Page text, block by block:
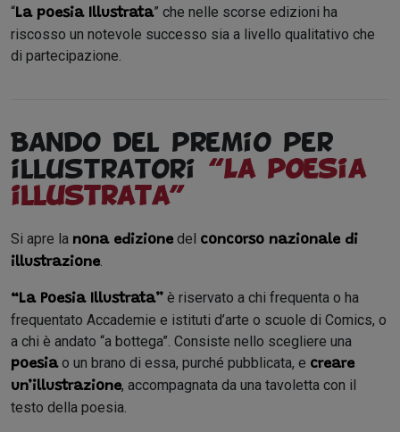
“La poesia Illustrata” che nelle scorse edizioni ha
riscosso un notevole successo sia a livello qualitativo che
di partecipazione.
Bando del premio per
illustratori “La poesia
illustrata”
Si apre la nona edizione del concorso nazionale di
illustrazione.
“La Poesia Illustrata” è riservato a chi frequenta o ha
frequentato Accademie e istituti d’arte o scuole di Comics, o
a chi è andato “a bottega”. Consiste nello scegliere una
poesiao un brano di essa, purché pubblicata, e creare
un’illustrazione, accompagnata da una tavoletta con il
testo della poesia.